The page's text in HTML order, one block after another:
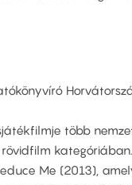
több
Me (2013),